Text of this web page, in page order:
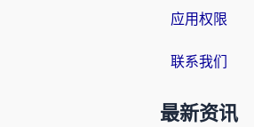
应用权限
联系我们
最新资讯